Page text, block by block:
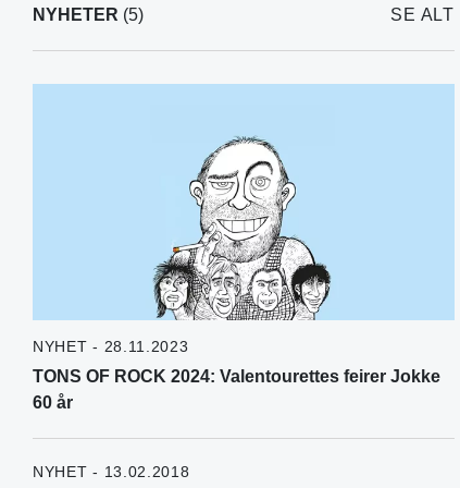
NYHETER (5) SE ALT
NYHET - 28.11.2023
TONS OF ROCK 2024: Valentourettes feirer Jokke
60 år
NYHET - 13.02.2018